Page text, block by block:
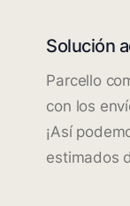
Solución
Parcello
con los
¡Así
estimados